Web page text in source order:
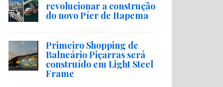
revolucionar a construção
do novo Píer de Itapema
Primeiro Shopping de
Balneário Piçarras será
construído em Light Steel
Frame